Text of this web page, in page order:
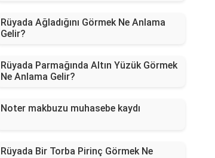
Rüyada Ağladığını Görmek Ne Anlama
Gelir?
Rüyada Parmağında Altın Yüzük Görmek
Ne Anlama Gelir?
Noter makbuzu muhasebe kaydı
Rüyada Bir Torba Pirinç Görmek Ne